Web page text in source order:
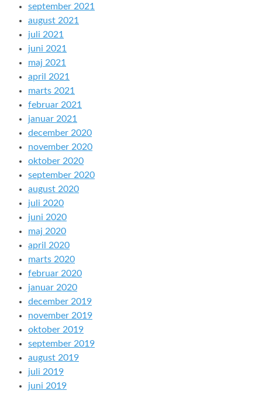
september 2021
august 2021
juli 2021
juni 2021
maj 2021
april 2021
marts 2021
februar 2021
januar 2021
december 2020
november 2020
oktober 2020
september 2020
august 2020
juli 2020
juni 2020
maj 2020
april 2020
marts 2020
februar 2020
januar 2020
december 2019
november 2019
oktober 2019
september 2019
august 2019
juli 2019
juni 2019